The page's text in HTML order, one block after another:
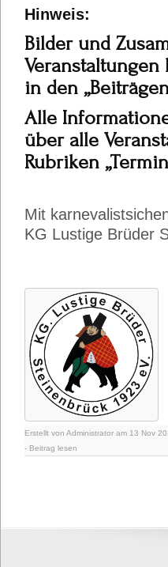
Hinweis:
Bilder und
in den
Alle
über alle
Rubriken
Mit
KG Lustige Brüder
Erstellt von Administrator am 13 Nov
- Beitrag lesen